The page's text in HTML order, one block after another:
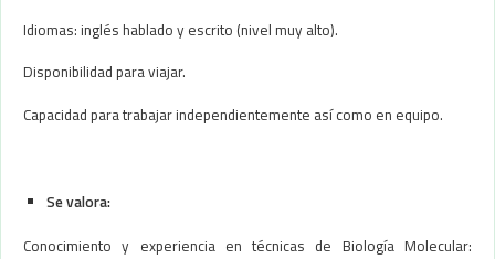
Idiomas: inglés hablado y escrito (nivel muy alto).
Disponibilidad para viajar.
Capacidad para trabajar independientemente así como en equipo.
Se valora:
Conocimiento y experiencia en técnicas de Biología Molecular: